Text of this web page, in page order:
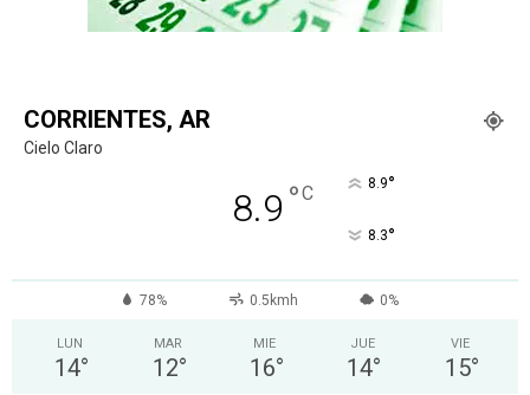
CORRIENTES, AR
Cielo Claro
8.9 °C 8.9°
8.3°
78% 0.5kmh 0%
LUN
14°
MAR
12°
MIE
16°
JUE
14°
VIE
15°